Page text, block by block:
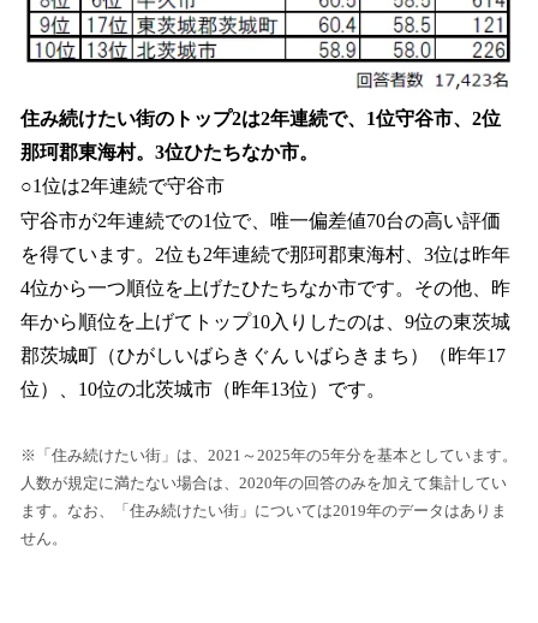
住み続けたい街のトップ2は2年連続で、1位守谷市、2位
那珂郡東海村。3位ひたちなか市。
○1位は2年連続で守谷市
守谷市が2年連続での1位で、唯一偏差値70台の高い評価
を得ています。2位も2年連続で那珂郡東海村、3位は昨年
4位から一つ順位を上げたひたちなか市です。その他、昨
年から順位を上げてトップ10入りしたのは、9位の東茨城
郡茨城町（ひがしいばらきぐん いばらきまち）（昨年17
位）、10位の北茨城市（昨年13位）です。
※「住み続けたい街」は、2021～2025年の5年分を基本としています。
人数が規定に満たない場合は、2020年の回答のみを加えて集計してい
ます。なお、「住み続けたい街」については2019年のデータはありま
せん。